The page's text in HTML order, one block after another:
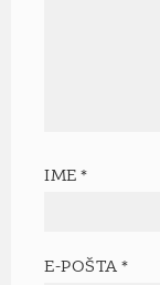
IME*
E-POŠTA*